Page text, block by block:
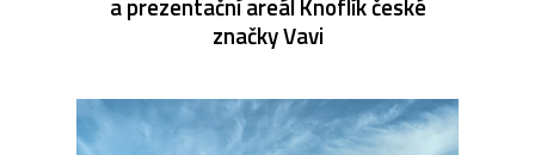
značky Vavi